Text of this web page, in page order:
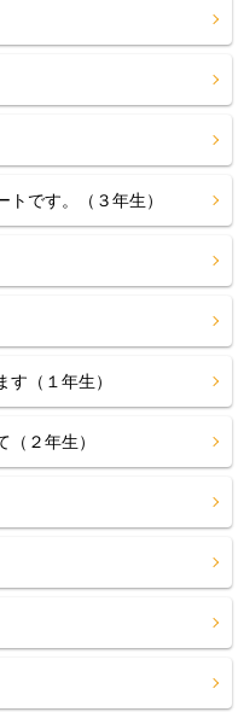
です。（３年生）
（１年生）
２年生）